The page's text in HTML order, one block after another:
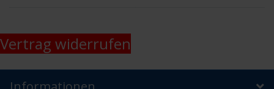
Vertrag widerrufen